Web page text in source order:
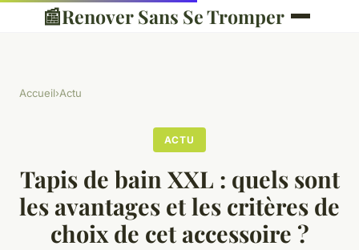
📰Renover Sans Se Tromper
Accueil›Actu
ACTU
Tapis de bain XXL : quels sont
les avantages et les critères de
choix de cet accessoire ?